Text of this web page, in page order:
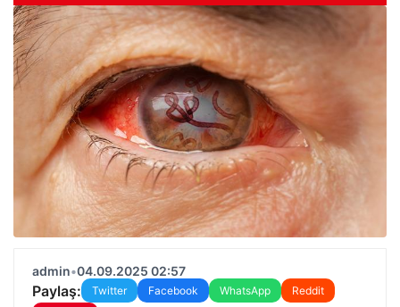
admin•04.09.2025 02:57
Paylaş: Twitter Facebook WhatsApp
Reddit